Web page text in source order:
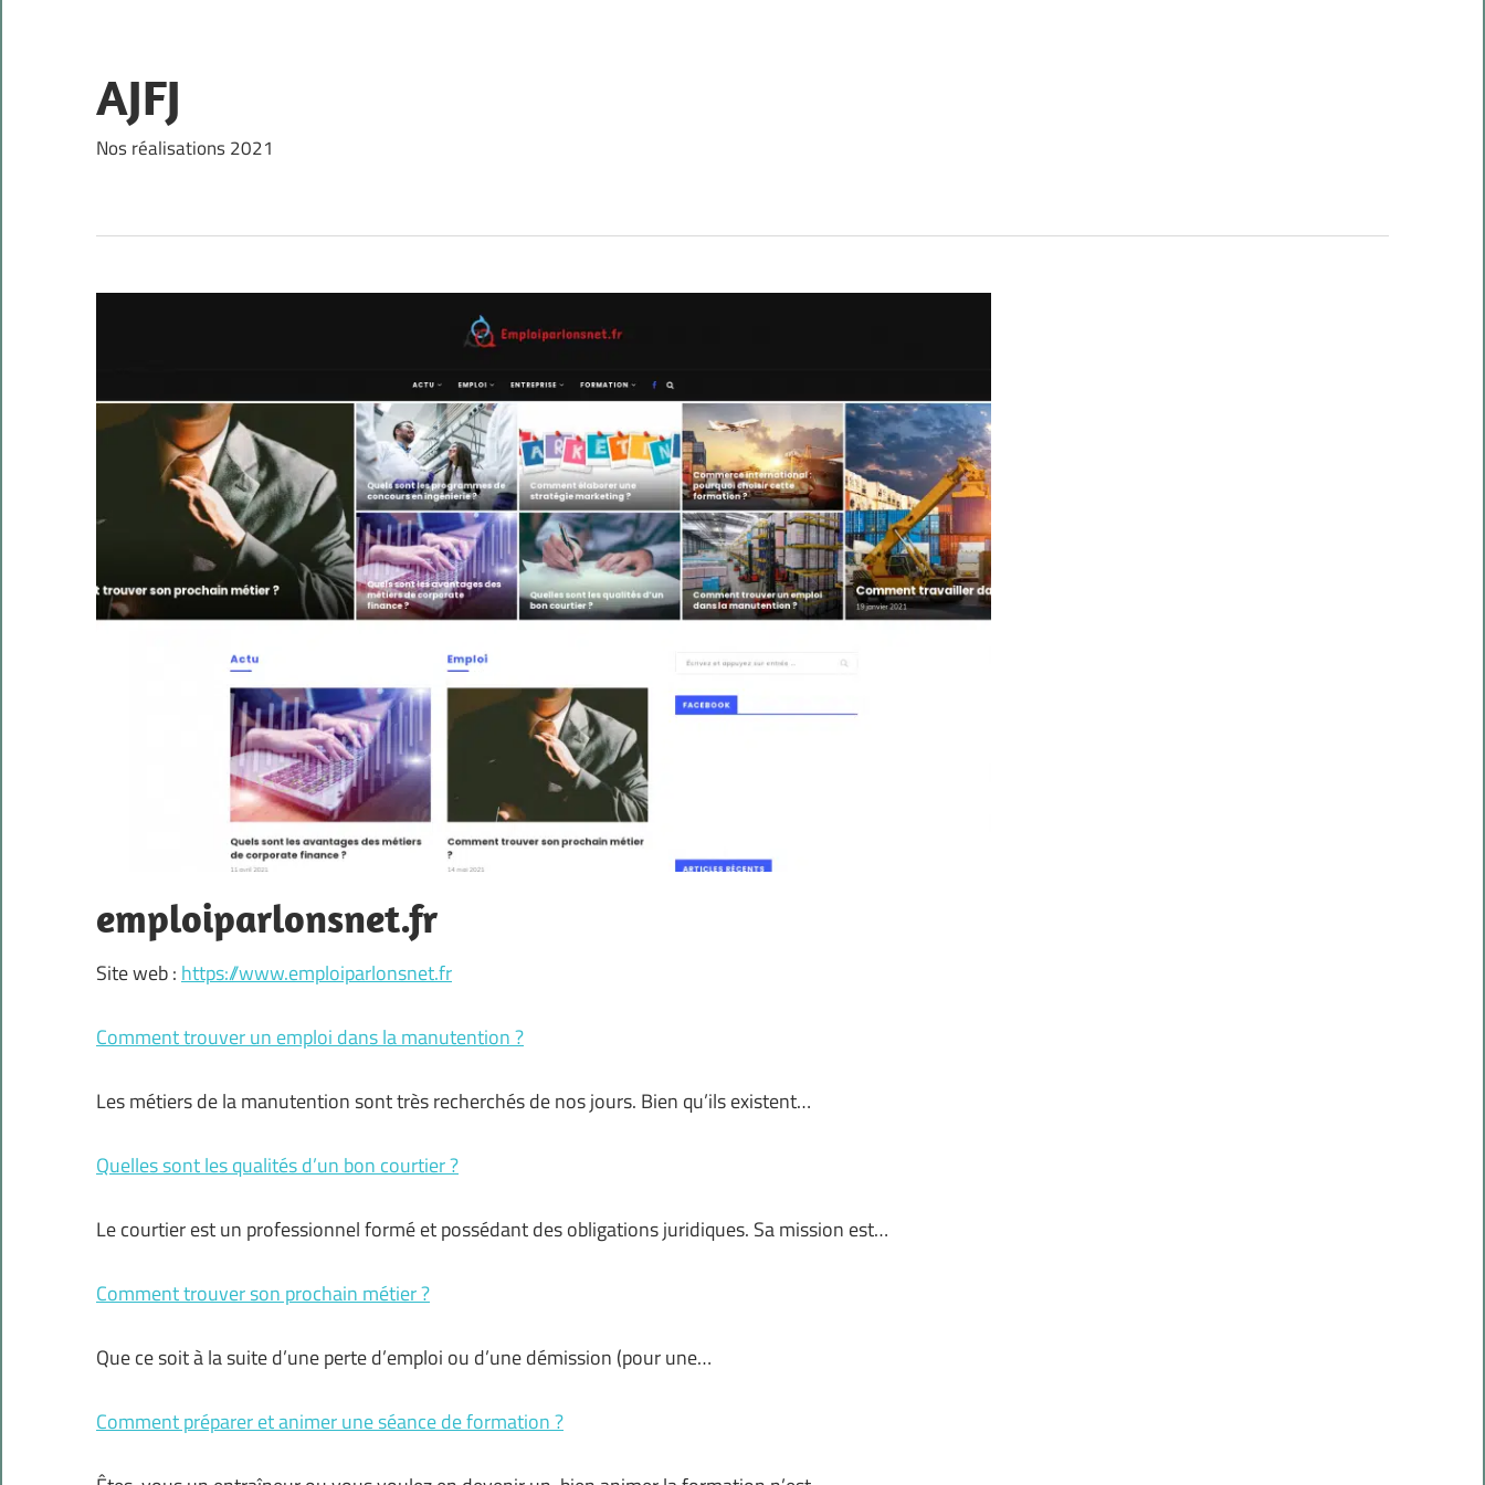
content
AJFJ
Nos réalisations 2021
emploiparlonsnet.fr
Site web : https://www.emploiparlonsnet.fr
Comment trouver un emploi dans la manutention ?
Les métiers de la manutention sont très recherchés de nos jours. Bien qu’ils existent…
Quelles sont les qualités d’un bon courtier ?
Le courtier est un professionnel formé et possédant des obligations juridiques. Sa mission est…
Comment trouver son prochain métier ?
Que ce soit à la suite d’une perte d’emploi ou d’une démission (pour une…
Comment préparer et animer une séance de formation ?